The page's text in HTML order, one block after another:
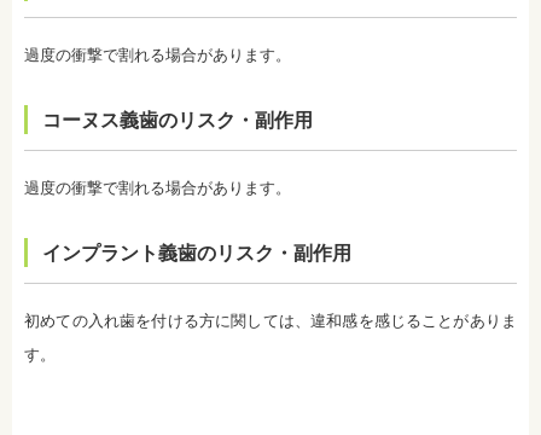
・ホワイトニングは、歯の表面が荒れる、知覚過敏
ケチャップなど避けたほうがいい飲み物、食事があ
ります。また、ホワイトニングが終わってもこれら
監修医情報 医療法人社団日坂会 理事長 日坂充宏
先生
日本大学歯学部卒業
日本大学歯学部口腔外科第２講座大学院卒業
歯学博士（口腔外科学）
日本大学歯学部非常勤講師
社会福祉法人富士白苑理事
過度の衝撃で割れる場合があります。
コーヌス義歯のリスク・副作用
過度の衝撃で割れる場合があります。
インプラント義歯のリスク・副作用
初めての入れ歯を付ける方に関しては、違和感を感じることがありま
す。